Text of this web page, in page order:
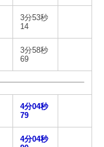
3分53秒
14
3分58秒
69
4分04秒
79
4分04秒